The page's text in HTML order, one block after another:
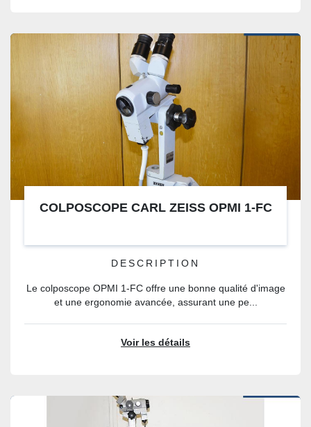
COLPOSCOPE CARL ZEISS OPMI 1-FC
DESCRIPTION
Le colposcope OPMI 1-FC offre une bonne qualité d'image
et une ergonomie avancée, assurant une pe...
Voir les détails